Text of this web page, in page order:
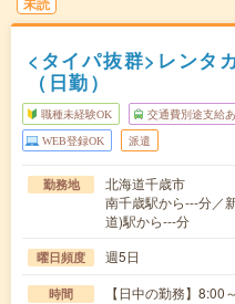
<タイパ抜群>レンタ
（日勤）
職種未経験OK 交通費別途支給
WEB登録OK 派遣
勤務地
北海道千歳市
南千歳駅から---分／
道)駅から---分
曜日頻度 週5日
時間 【日中の勤務】8:00